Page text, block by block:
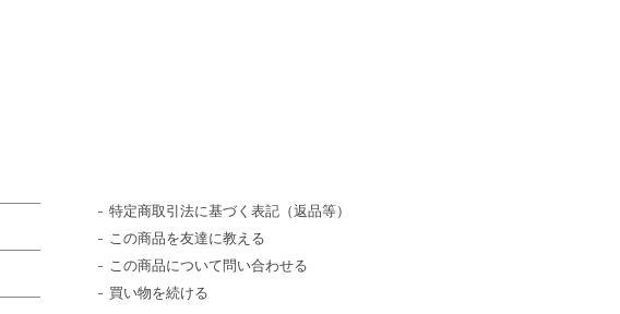
特定商取引法に基づく表記（返品等）
この商品を友達に教える
この商品について問い合わせる
買い物を続ける